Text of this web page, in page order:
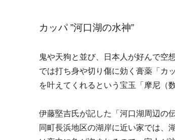
カッパ”河口湖の水神”
鬼や天狗と並び、日本人が好んで空
では打ち身や切り傷に効く膏薬「カ
を叶えてくれるという宝玉「摩尼（
伊藤堅吉氏が記した「河口湖周辺の
同町長浜地区の湖岸に近い家では、